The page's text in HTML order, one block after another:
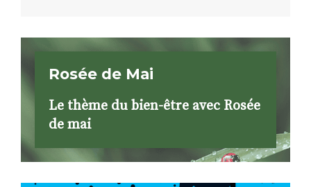
Rosée de Mai
Le thème du bien-être avec Rosée
de mai